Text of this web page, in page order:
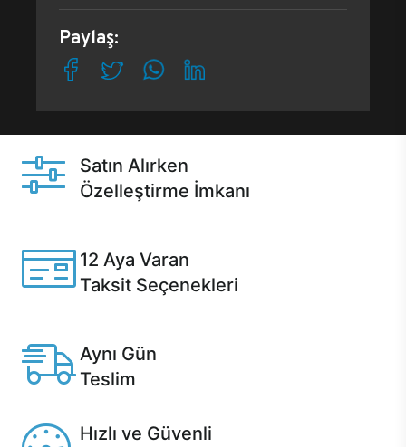
Paylaş:
Satın Alırken
Özelleştirme İmkanı
12 Aya Varan
Taksit Seçenekleri
Aynı Gün
Teslim
Hızlı ve Güvenli